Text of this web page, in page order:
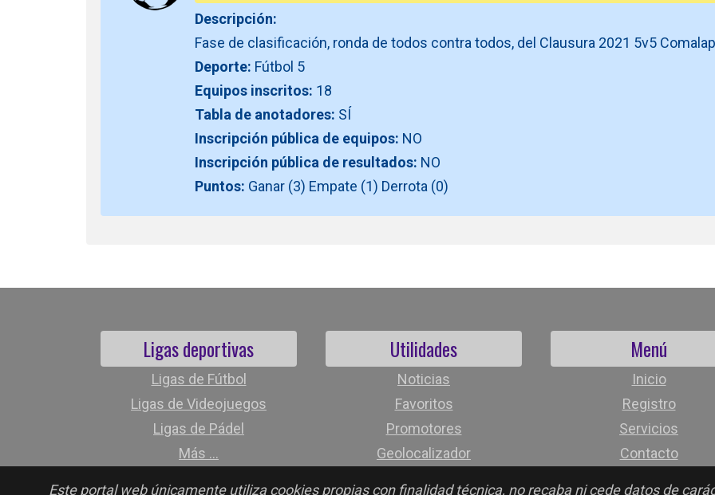
Este portal web únicamente utiliza cookies propias con finalidad técnica, no recaba ni cede datos de
Descripción:
Fase de clasificación, ronda de todos contra todos, del Clausura 2021 5v5
Deporte: Fútbol 5
Equipos inscritos: 18
Tabla de anotadores: SÍ
Inscripción pública de equipos: NO
Inscripción pública de resultados: NO
Puntos: Ganar (3) Empate (1) Derrota (0)
Ligas deportivas
Ligas de Fútbol
Ligas de Videojuegos
Ligas de Pádel
Más ...
Utilidades
Noticias
Favoritos
Promotores
Geolocalizador
Menú
Inicio
Registro
Servicios
Contacto